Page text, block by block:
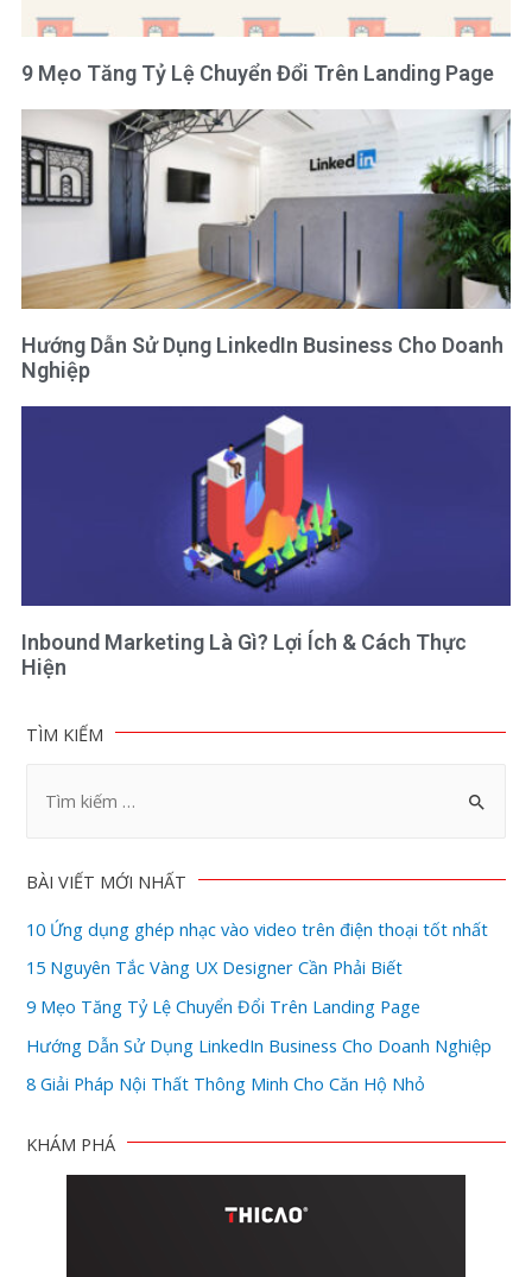
9 Mẹo Tăng Tỷ Lệ Chuyển Đổi Trên Landing Page
Hướng Dẫn Sử Dụng LinkedIn Business Cho Doanh
Nghiệp
Inbound Marketing Là Gì? Lợi Ích & Cách Thực
Hiện
TÌM KIẾM
BÀI VIẾT MỚI NHẤT
10 Ứng dụng ghép nhạc vào video trên điện thoại tốt nhất
15 Nguyên Tắc Vàng UX Designer Cần Phải Biết
9 Mẹo Tăng Tỷ Lệ Chuyển Đổi Trên Landing Page
Hướng Dẫn Sử Dụng LinkedIn Business Cho Doanh Nghiệp
8 Giải Pháp Nội Thất Thông Minh Cho Căn Hộ Nhỏ
KHÁM PHÁ